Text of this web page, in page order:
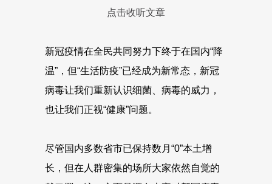
点击收听文章
新冠疫情在全民共同努力下终于在国内“降
温”，但“生活防疫”已经成为新常态，新冠
病毒让我们重新认识细菌、病毒的威力，
也让我们正视“健康”问题。
尽管国内多数省市已保持数月“0”本土增
长，但在人群密集的场所大家依然自觉的